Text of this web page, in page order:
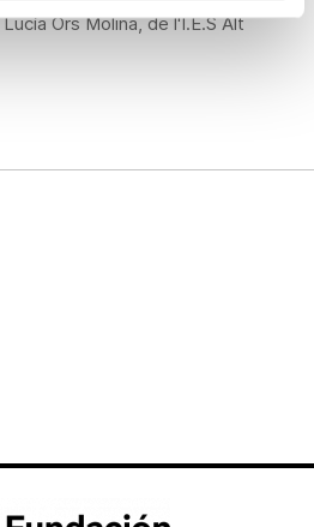
Ors Molina, de l'I.E.S Alt